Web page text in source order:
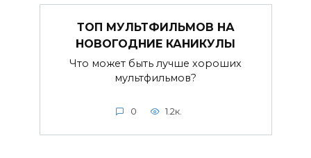
ТОП МУЛЬТФИЛЬМОВ НА
НОВОГОДНИЕ КАНИКУЛЫ
Что может быть лучше хороших
мультфильмов?
0 1.2к.